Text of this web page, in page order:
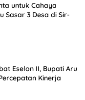
untuk Cahaya
Sasar 3 Desa di Sir-
Eselon II, Bupati Aru
Kinerja